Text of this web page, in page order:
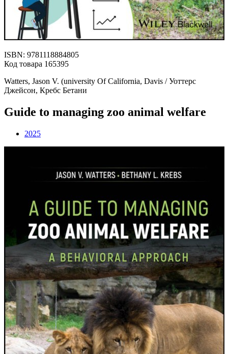
ISBN: 9781118884805
Код товара 165395
Watters, Jason V. (university Of California, Davis / Уоттерс
Джейсон, Кребс Бетани
Guide to managing zoo animal welfare
2025